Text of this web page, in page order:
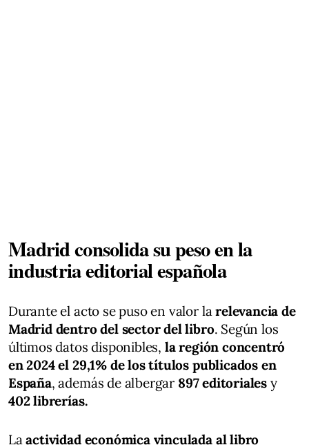
Madrid consolida su peso en la
industria editorial española
Durante el acto se puso en valor larelevancia de
Madrid dentro del sector del libro. Según los
últimos datos disponibles, la región concentró
en 2024 el 29,1% de los títulos publicados en
España, además de albergar 897 editoriales y
402 librerías.
Laactividad económica vinculada al libro